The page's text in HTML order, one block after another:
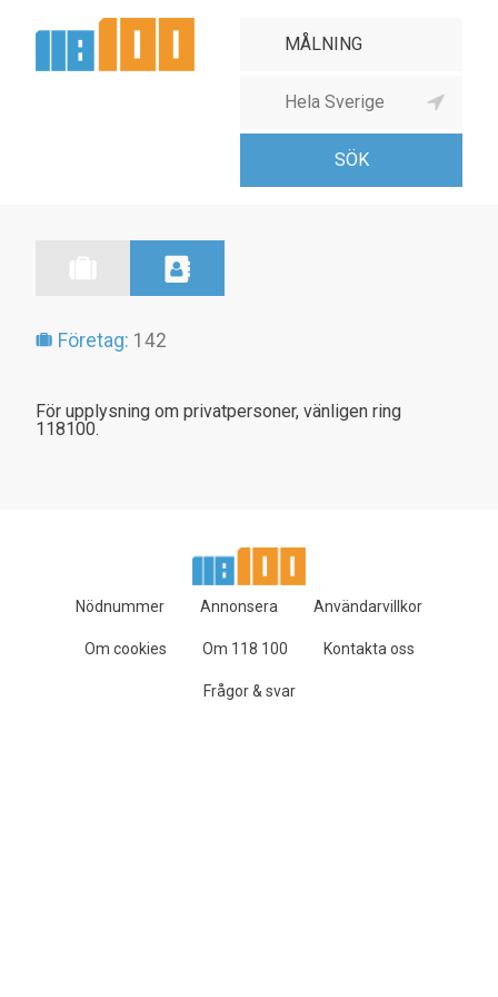
Företag: 142
För upplysning om privatpersoner, vänligen ring
118100.
Nödnummer Annonsera Användarvillkor
Om cookies Om 118 100 Kontakta oss
Frågor & svar